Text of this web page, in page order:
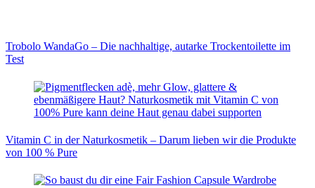
Trobolo WandaGo – Die nachhaltige, autarke Trockentoilette im
Test
Vitamin C in der Naturkosmetik – Darum lieben wir die Produkte
von 100 % Pure